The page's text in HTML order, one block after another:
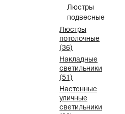
Люстры
подвесные
Люстры
потолочные
(36)
Накладные
светильники
(51)
Настенные
уличные
светильники